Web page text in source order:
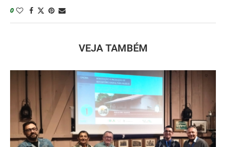
0
VEJA TAMBÉM